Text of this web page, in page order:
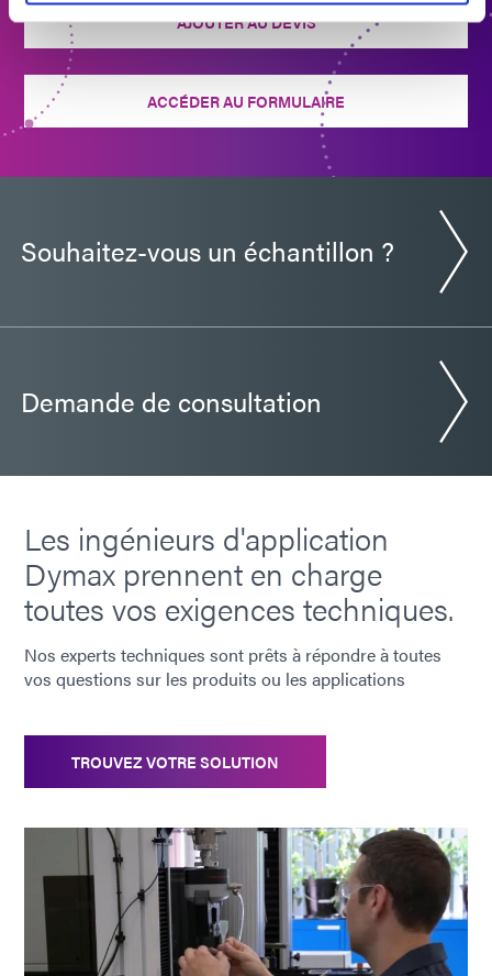
AJOUTER AU DEVIS
ACCÉDER AU FORMULAIRE
Souhaitez-vous un échantillon ?
Demande de consultation
Les ingénieurs d'application
Dymax prennent en charge
toutes vos exigences techniques.
Nos experts techniques sont prêts à répondre à toutes
vos questions sur les produits ou les applications
TROUVEZ VOTRE SOLUTION